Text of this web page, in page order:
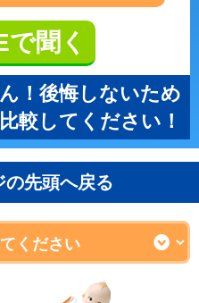
で聞く
！後悔しないため
較してください！
の先頭へ戻る